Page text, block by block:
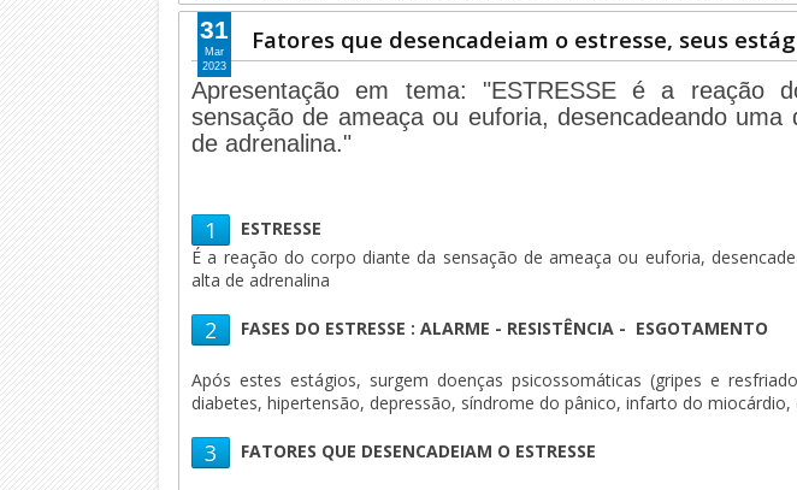
Fatores que desencadeiam o estresse, seus
Apresentação em tema: "ESTRESSE é a reação
sensação de ameaça ou euforia, desencadeando uma
de adrenalina."
1
ESTRESSE
É a reação do corpo diante da sensação de ameaça ou euforia,
alta de adrenalina
2 FASES DO ESTRESSE : ALARME - RESISTÊNCIA - ESGOTAMENTO
Após estes estágios, surgem doenças psicossomáticas (gripes e
diabetes, hipertensão, depressão, síndrome do pânico, infarto do miocárdio,
3 FATORES QUE DESENCADEIAM O ESTRESSE
31
Mar
2023